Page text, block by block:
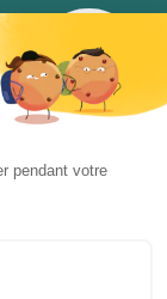
2780 AVIS
9.7/10
pendant votre